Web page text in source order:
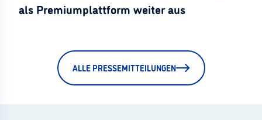
als Premiumplattform weiter aus
ALLE PRESSEMITTEILUNGEN